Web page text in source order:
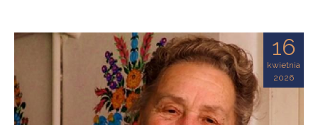
16
kwietnia
2026